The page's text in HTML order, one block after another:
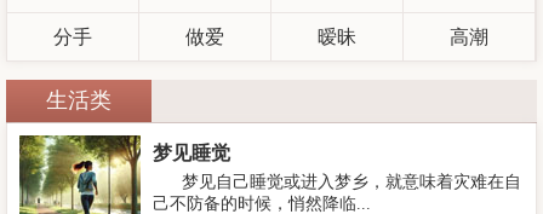
分手 做爱 暧昧 高潮
生活类
梦见睡觉
梦见自己睡觉或进入梦乡，就意味着灾难在自
己不防备的时候，悄然降临...